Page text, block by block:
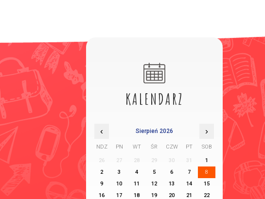
KALENDARZ
‹ Sierpień 2026 ›
NDZ PN WT ŚR CZW PT SOB
26 27 28 29 30 31
1
2
3 4 5 6 7
8
9
10 11 12 13 14
15
16
17 18 19 20 21 22